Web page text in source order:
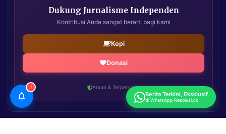
Dukung Jurnalisme Independen
Kontribusi Anda sangat berarti bagi kami
Kopi
Donasi
Aman & Terpercaya
!
Berita Terkini, Eksklusif
di WhatsApp Resolusi.co